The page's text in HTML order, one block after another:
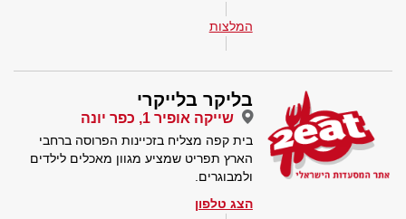
המלצות
בליקר בלייקרי
שייקה אופיר 1, כפר יונה
בית קפה מצליח בזכיינות הפרוסה ברחבי
הארץ תפריט שמציע מגוון מאכלים לילדים
ולמבוגרים.
הצג טלפון